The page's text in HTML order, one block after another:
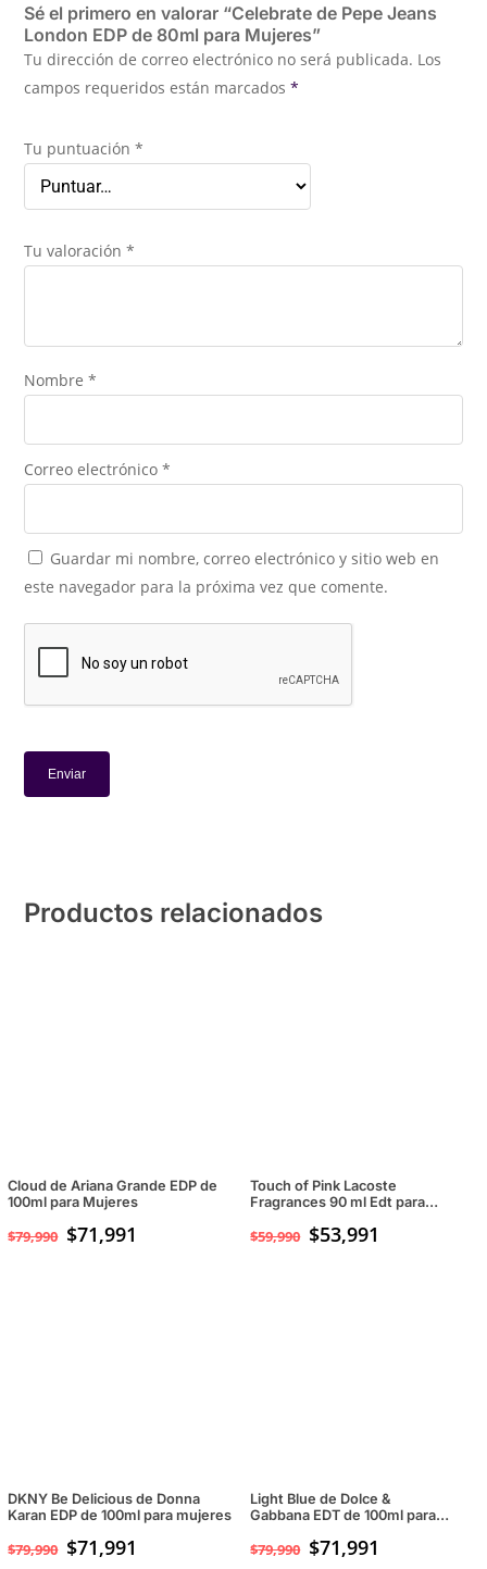
Sé el primero en valorar “Celebrate de Pepe Jeans
London EDP de 80ml para Mujeres”
Tu dirección de correo electrónico no será publicada. Los
campos requeridos están marcados*
Tu puntuación*
Tu valoración*
Nombre*
Correo electrónico*
Guardar mi nombre, correo electrónico y sitio web en
este navegador para la próxima vez que comente.
Productos relacionados
Cloud de Ariana Grande EDP de
100ml para Mujeres
$79,990 $71,991
Touch of Pink Lacoste
Fragrances 90 ml Edt para
$59,990 $53,991
DKNY Be Delicious de Donna
Karan EDP de 100ml para mujeres
$79,990 $71,991
Light Blue de Dolce &
Gabbana EDT de 100ml para
$79,990 $71,991